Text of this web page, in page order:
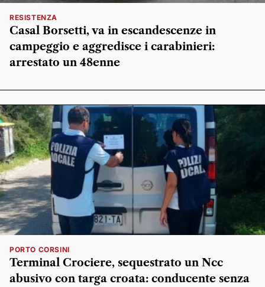
RESISTENZA
Casal Borsetti, va in escandescenze in
campeggio e aggredisce i carabinieri:
arrestato un 48enne
PORTO CORSINI
Terminal Crociere, sequestrato un Ncc
abusivo con targa croata: conducente senza